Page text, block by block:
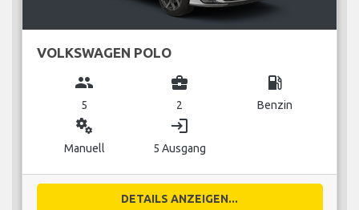
VOLKSWAGEN POLO
group
5
business_center
2
local_gas_station
Benzin
miscellaneous_services
Manuell
login
5 Ausgang
DETAILS ANZEIGEN...